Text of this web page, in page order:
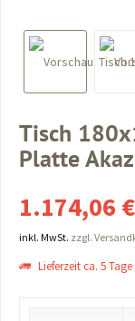
Tisch
Platte
1.174,06
inkl. MwSt. zzgl.
Lieferzeit ca. 5 Tage